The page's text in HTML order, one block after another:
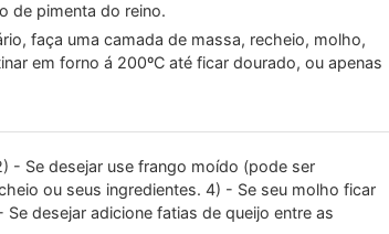
de pimenta do reino.
faça uma camada de massa, recheio, molho,
em forno á 200ºC até ficar dourado, ou apenas
- Se desejar use frango moído (pode ser
ou seus ingredientes. 4) - Se seu molho ficar
Se desejar adicione fatias de queijo entre as